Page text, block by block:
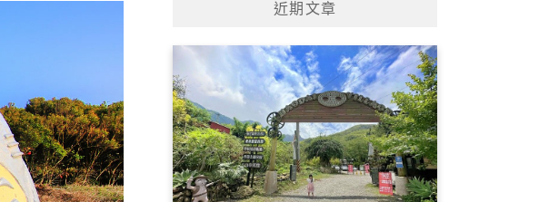
近期文章